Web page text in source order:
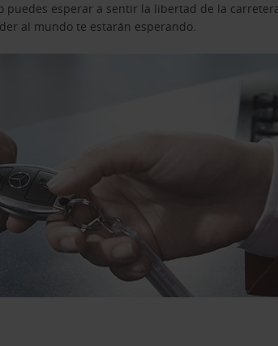
puedes esperar a sentir la libertad de la
al mundo te estarán esperando.